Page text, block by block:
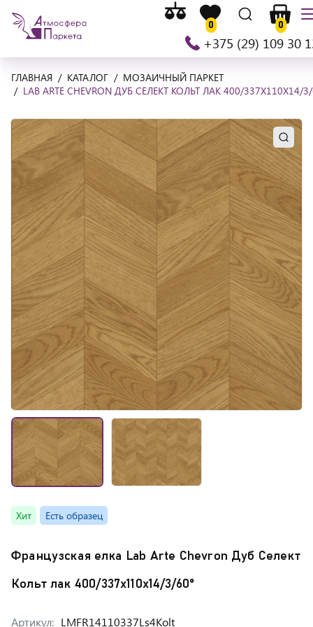
На
главную
+375 (29) 109 30
Список
сравненияСписок
желаемого
0 Поиск 0
ГЛАВНАЯ КАТАЛОГ
МОЗАИЧНЫЙ ПАРКЕТ
LAB ARTE CHEVRON ДУБ СЕЛЕКТ КОЛЬТ ЛАК 400/337Х110Х14/
Хит Есть образец
Французская елка Lab Arte Chevron Дуб Селект
Кольт лак 400/337х110х14/3/60°
Артикул: LMFR14110337Ls4Kolt